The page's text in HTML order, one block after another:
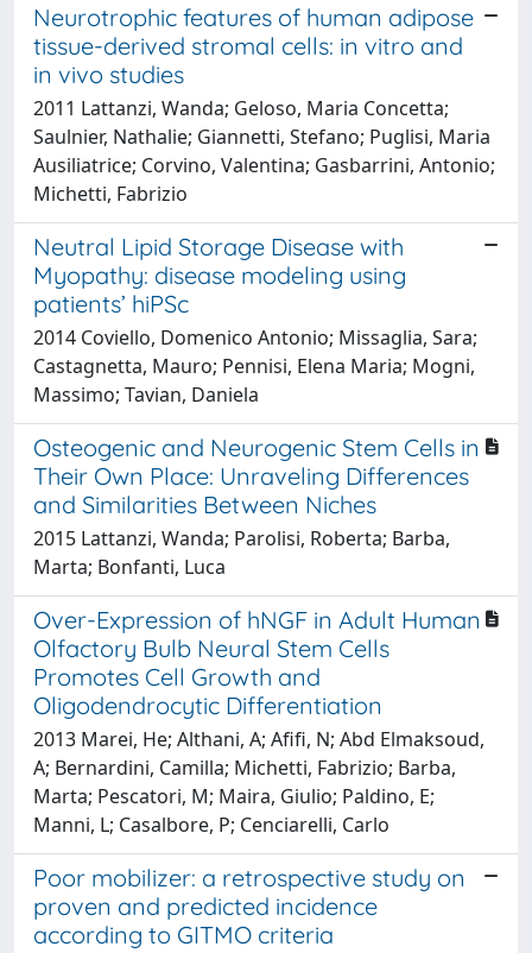
Neurotrophic features of human adipose
tissue-derived stromal cells: in vitro and
in vivo studies
2011 Lattanzi, Wanda; Geloso, Maria Concetta;
Saulnier, Nathalie; Giannetti, Stefano; Puglisi, Maria
Ausiliatrice; Corvino, Valentina; Gasbarrini, Antonio;
Michetti, Fabrizio
Neutral Lipid Storage Disease with
Myopathy: disease modeling using
patients’ hiPSc
2014 Coviello, Domenico Antonio; Missaglia, Sara;
Castagnetta, Mauro; Pennisi, Elena Maria; Mogni,
Massimo; Tavian, Daniela
Osteogenic and Neurogenic Stem Cells in
Their Own Place: Unraveling Differences
and Similarities Between Niches
2015 Lattanzi, Wanda; Parolisi, Roberta; Barba,
Marta; Bonfanti, Luca
Over-Expression of hNGF in Adult Human
Olfactory Bulb Neural Stem Cells
Promotes Cell Growth and
Oligodendrocytic Differentiation
2013 Marei, He; Althani, A; Afifi, N; Abd Elmaksoud,
A; Bernardini, Camilla; Michetti, Fabrizio; Barba,
Marta; Pescatori, M; Maira, Giulio; Paldino, E;
Manni, L; Casalbore, P; Cenciarelli, Carlo
Poor mobilizer: a retrospective study on
proven and predicted incidence
according to GITMO criteria